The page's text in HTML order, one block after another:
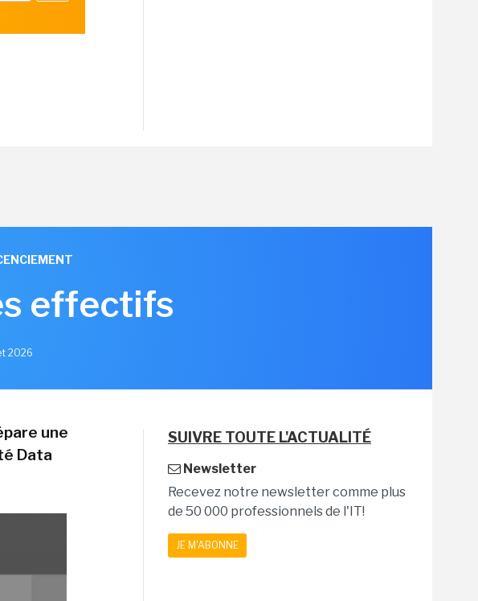
effectifs
2026
une
Data
SUIVRE TOUTE L'ACTUALITÉ
Newsletter
Recevez notre newsletter comme plus
de 50 000 professionnels de l'IT!
JE M'ABONNE